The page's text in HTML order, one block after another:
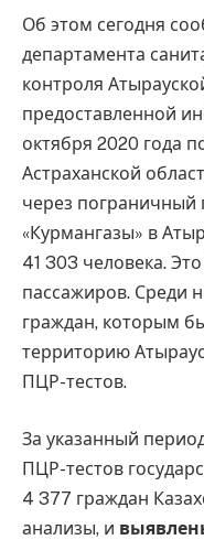
Об этом сегодня
департамента
контроля
предоставленной
октября 2020 года
Астраханской
через пограничный
«Курмангазы» в
41 303 человека.
пассажиров. Среди
граждан, которым
территорию
ПЦР-тестов.
За указанный
ПЦР-тестов
4 377 граждан
анализы, и